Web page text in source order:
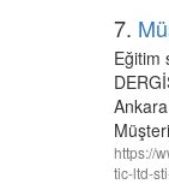
7.
Eğitim
https://
tic-ltd-